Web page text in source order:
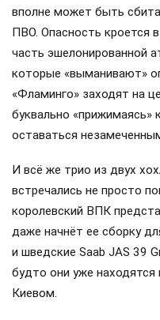
вполне может быть
ПВО. Опасность кроется
часть эшелонированной
которые «выманивают»
«Фламинго» заходят на
буквально «прижимаясь»
оставаться
И всё же трио из двух
встречались не просто
королевский ВПК
даже начнёт ее сборку
и шведские Saab JAS 39
будто они уже
Киевом.